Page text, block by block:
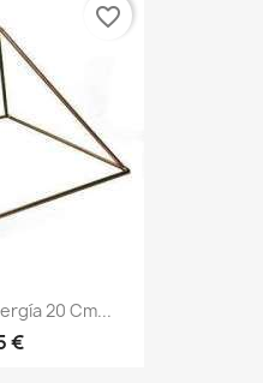
20 Cm...
€
favorite_border